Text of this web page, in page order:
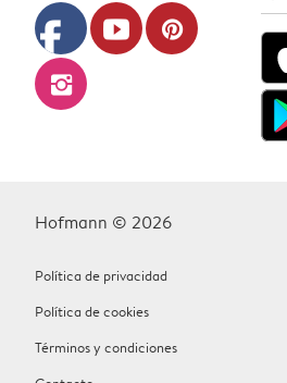
facebook youtube pinterest
instagram
Hofmann © 2026
Política de privacidad
Política de cookies
Términos y condiciones